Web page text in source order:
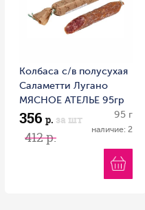
Колбаса с/в полусухая
Саламетти Лугано
МЯСНОЕ АТЕЛЬЕ 95гр
1/20 Россия
356 р. за шт
412 р.
95 г
наличие: 2